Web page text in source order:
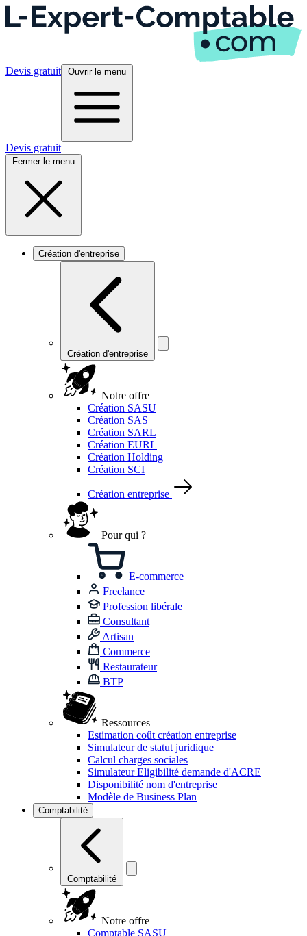
Devis gratuit Ouvrir le menu
Devis gratuit
Fermer le menu
Création d'entreprise
Création d'entreprise
Notre offre
Création SASU
Création SAS
Création SARL
Création EURL
Création Holding
Création SCI
Création entreprise
Pour qui ?
E-commerce
Freelance
Profession libérale
Consultant
Artisan
Commerce
Restaurateur
BTP
Ressources
Estimation coût création entreprise
Simulateur de statut juridique
Calcul charges sociales
Simulateur Eligibilité demande d'ACRE
Disponibilité nom d'entreprise
Modèle de Business Plan
Comptabilité
Comptabilité
Notre offre
Comptable SASU